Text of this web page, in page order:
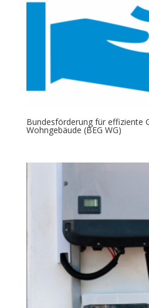
Bundesförderung für effiziente
Wohngebäude (BEG WG)